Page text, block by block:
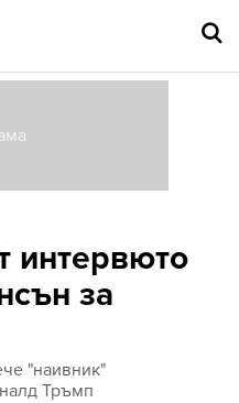
интервюто
за
"наивник"
Тръмп